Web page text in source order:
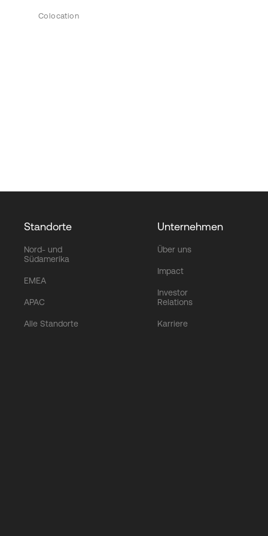
Colocation
Standorte
Nord- und
Südamerika
EMEA
APAC
Alle Standorte
Unternehmen
Über uns
Impact
Investor
Relations
Karriere